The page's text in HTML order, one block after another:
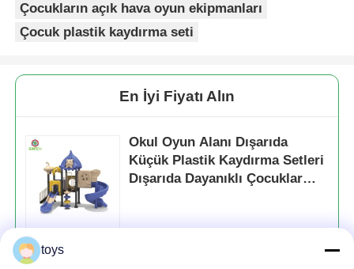
Çocukların açık hava oyun ekipmanları
Çocuk plastik kaydırma seti
En İyi Fiyatı Alın
Okul Oyun Alanı Dışarıda
Küçük Plastik Kaydırma Setleri
Dışarıda Dayanıklı Çocuklar
Üreticisi
toys